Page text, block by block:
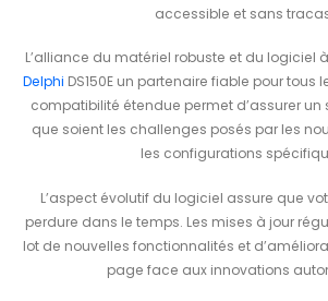
accessible et sans
L’alliance du matériel robuste et du logiciel
Delphi DS150E un partenaire fiable pour tous
compatibilité étendue permet d’assurer un
que soient les challenges posés par les
les configurations
L’aspect évolutif du logiciel assure que
perdure dans le temps. Les mises à jour
lot de nouvelles fonctionnalités et
page face aux innovations